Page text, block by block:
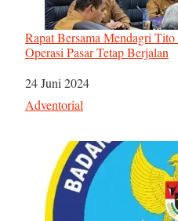
Rapat Bersama Mendagri
Operasi Pasar Tetap Berjalan
Tanggal
24 Juni 2024
Sehubungan dengan
Adventorial